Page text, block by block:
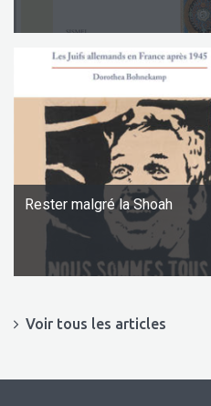
Rester malgré la Shoah
Voir tous les articles